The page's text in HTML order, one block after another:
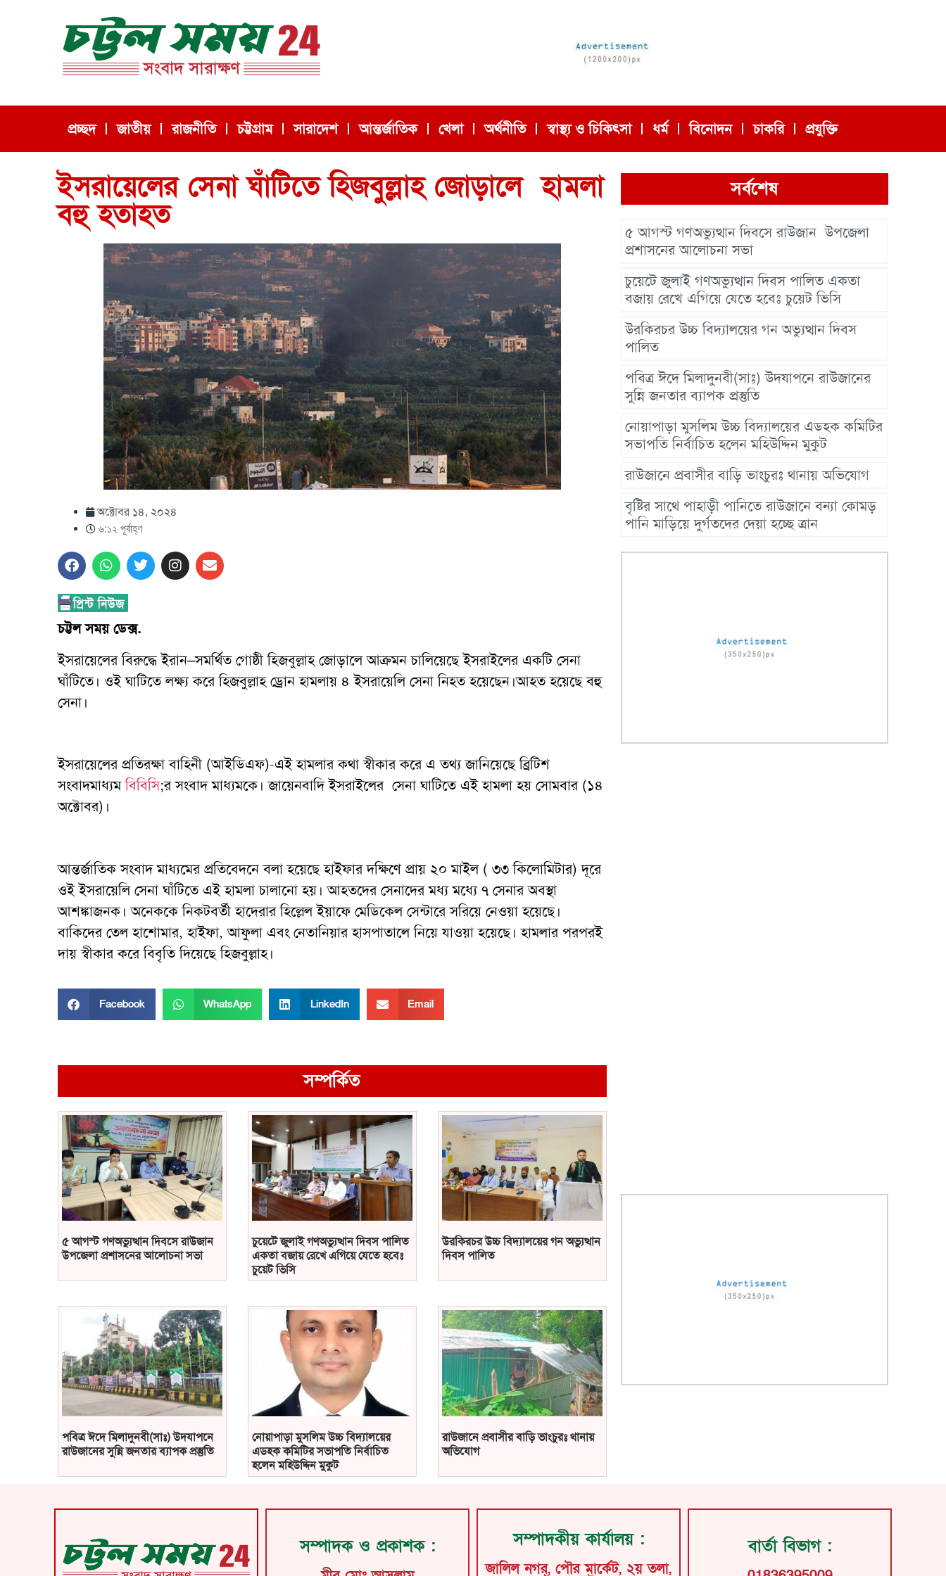
প্রচ্ছদ জাতীয় রাজনীতি চট্টগ্রাম সারাদেশ আন্তর্জাতিক খেলা অর্থনীতি স্বাস্থ্য ও চিকিৎসা ধর্ম বিনোদন চাকরি প্রযুক্তি
ইসরায়েলের সেনা ঘাঁটিতে হিজবুল্লাহ জোড়ালে হামলা
বহু হতাহত
অক্টোবর ১৪, ২০২৪
৬:১২ পূর্বাহ্ণ
চট্টল সময় ডেক্স.
ইসরায়েলের বিরুদ্ধে ইরান–সমর্থিত গোষ্ঠী হিজবুল্লাহ জোড়ালে আক্রমন চালিয়েছে ইসরাইলের একটি সেনা
ঘাঁটিতে। ওই ঘাটিতে লক্ষ্য করে হিজবুল্লাহ ড্রোন হামলায় ৪ ইসরায়েলি সেনা নিহত হয়েছেন।আহত হয়েছে বহু
সেনা।
ইসরায়েলের প্রতিরক্ষা বাহিনী (আইডিএফ)-এই হামলার কথা স্বীকার করে এ তথ্য জানিয়েছে ব্রিটিশ
সংবাদমাধ্যমবিবিসি;র সংবাদ মাধ্যমকে। জায়েনবাদি ইসরাইলের সেনা ঘাটিতে এই হামলা হয় সোমবার (১৪
অক্টোবর)।
আন্তর্জাতিক সংবাদ মাধ্যমের প্রতিবেদনে বলা হয়েছে হাইফার দক্ষিণে প্রায় ২০ মাইল ( ৩৩ কিলোমিটার) দূরে
ওই ইসরায়েলি সেনা ঘাঁটিতে এই হামলা চালানো হয়। আহতদের সেনাদের মধ্য মধ্যে ৭ সেনার অবস্থা
আশঙ্কাজনক। অনেককে নিকটবর্তী হাদেরার হিল্লেল ইয়াফে মেডিকেল সেন্টারে সরিয়ে নেওয়া হয়েছে।
বাকিদের তেল হাশোমার, হাইফা, আফুলা এবং নেতানিয়ার হাসপাতালে নিয়ে যাওয়া হয়েছে। হামলার পরপরই
দায় স্বীকার করে বিবৃতি দিয়েছে হিজবুল্লাহ।
Facebook WhatsApp LinkedIn Email
সম্পর্কিত
৫ আগস্ট গণঅভ্যুত্থান দিবসে রাউজান
উপজেলা প্রশাসনের আলোচনা সভা
চুয়েটে জুলাই গণঅভ্যুত্থান দিবস পালিত
একতা বজায় রেখে এগিয়ে যেতে হবেঃ
চুয়েট ভিসি
উরকিরচর উচ্চ বিদ্যালয়ের গন অভ্যুত্থান
দিবস পালিত
পবিত্র ঈদে মিলাদুনবী(সাঃ) উদযাপনে
রাউজানের সুন্নি জনতার ব্যাপক প্রস্তুতি
নোয়াপাড়া মুসলিম উচ্চ বিদ্যালয়ের
এডহক কমিটির সভাপতি নির্বাচিত
হলেন মহিউদ্দিন মুকুট
রাউজানে প্রবাসীর বাড়ি ভাংচুরঃ থানায়
অভিযোগ
সর্বশেষ
৫ আগস্ট গণঅভ্যুত্থান দিবসে রাউজান উপজেলা
প্রশাসনের আলোচনা সভা
চুয়েটে জুলাই গণঅভ্যুত্থান দিবস পালিত একতা
বজায় রেখে এগিয়ে যেতে হবেঃ চুয়েট ভিসি
উরকিরচর উচ্চ বিদ্যালয়ের গন অভ্যুত্থান দিবস
পালিত
পবিত্র ঈদে মিলাদুনবী(সাঃ) উদযাপনে রাউজানের
সুন্নি জনতার ব্যাপক প্রস্তুতি
নোয়াপাড়া মুসলিম উচ্চ বিদ্যালয়ের এডহক কমিটির
সভাপতি নির্বাচিত হলেন মহিউদ্দিন মুকুট
রাউজানে প্রবাসীর বাড়ি ভাংচুরঃ থানায় অভিযোগ
বৃষ্টির সাথে পাহাড়ী পানিতে রাউজানে বন্যা কোমড়
পানি মাড়িয়ে দুর্গতদের দেয়া হচ্ছে ত্রান
সম্পাদক ও প্রকাশক : সম্পাদকীয় কার্যালয় :
জালিল নগর, পৌর মার্কেট, ২য় তলা,
বার্তা বিভাগ :